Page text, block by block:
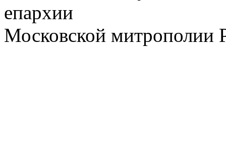
епархии
Московской митрополии